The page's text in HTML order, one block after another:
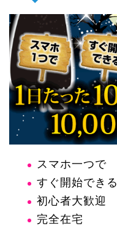
スマホ一つで
すぐ開始できる
初心者大歓迎
完全在宅